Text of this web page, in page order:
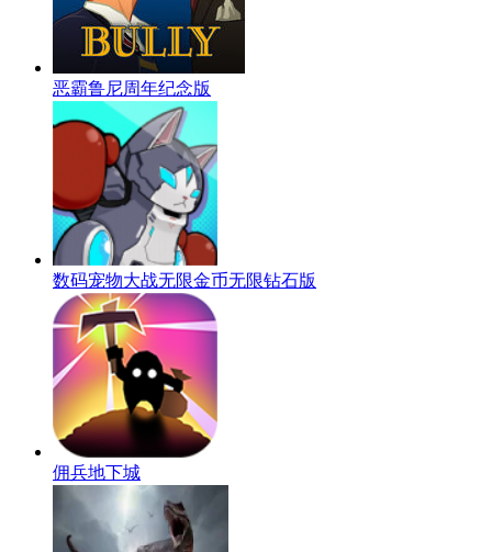
恶霸鲁尼周年纪念版
数码宠物大战无限金币无限钻石版
佣兵地下城